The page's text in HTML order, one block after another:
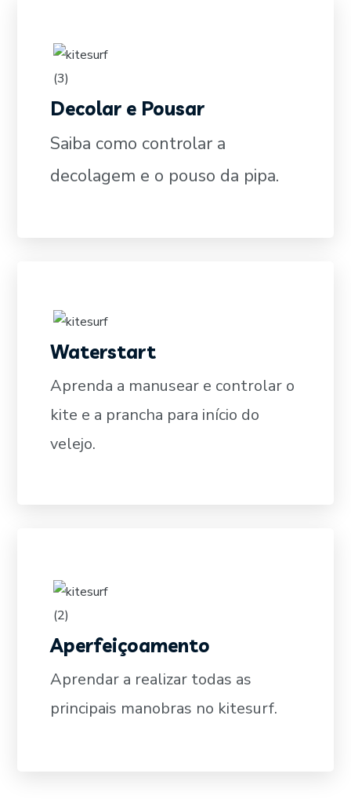
Decolar e Pousar
Saiba como controlar a
decolagem e o pouso da pipa.
SAIBA MAIS
Waterstart
Aprenda a manusear e controlar o
kite e a prancha para início do
velejo.
Aperfeiçoamento
Aprendar a realizar todas as
principais manobras no kitesurf.
SAIBA MAIS